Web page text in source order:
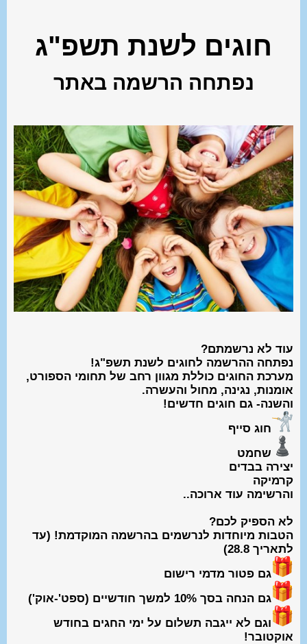
חוגים לשנת תשפ"ג
נפתחה הרשמה באתר
עוד לא נרשמתם?
נפתחה ההרשמה לחוגים לשנת תשפ"ג!
מערכת החוגים כוללת מגוון רחב של תחומי הספורט,
אומנות, נגינה, מחול והעשרה.
והשנה- גם חוגים חדשים!
חוג סייף
שחמט
יצירה בבדים
קרמיקה
והרשימה עוד ארוכה..
לא הספיק לכם?
הטבות מיוחדות לנרשמים בהרשמה המוקדמת! (עד
לתאריך 28.8)
גם פטור מדמי רישום
גם הנחה בסך 10% למשך חודשיים (ספט'-אוק')
וגם לא ייגבה תשלום על ימי החגים בחודש
אוקטובר!